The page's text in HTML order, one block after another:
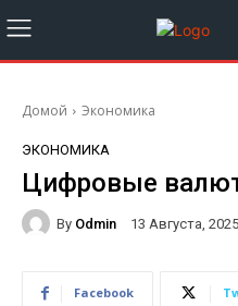
Домой Экономика
ЭКОНОМИКА
Цифровые
By Odmin 13 Августа, 2025
Facebook